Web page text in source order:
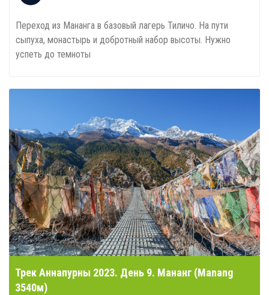
Переход из Мананга в базовый лагерь Тиличо. На пути
сыпуха, монастырь и добротный набор высоты. Нужно
успеть до темноты
Трек Аннапурны 2023. День 9. Мананг (Manang
3540м)